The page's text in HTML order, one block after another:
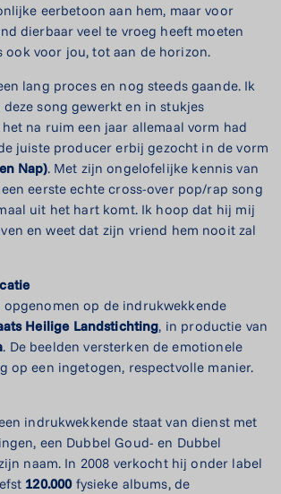
eerbetoon aan hem, maar voor
dierbaar veel te vroeg heeft moeten
ook voor jou, tot aan de horizon.
lang proces en nog steeds gaande. Ik
song gewerkt en in stukjes
na ruim een jaar allemaal vorm had
juiste producer erbij gezocht in de vorm
Nap). Met zijn ongelofelijke kennis van
eerste echte cross-over pop/rap song
uit het hart komt. Ik hoop dat hij mij
en weet dat zijn vriend hem nooit zal
opgenomen op de indrukwekkende
Heilige Landstichting, in productie van
. De beelden versterken de emotionele
op een ingetogen, respectvolle manier.
indrukwekkende staat van dienst met
een Dubbel Goud- en Dubbel
naam. In 2008 verkocht hij onder label
120.000 fysieke albums, de